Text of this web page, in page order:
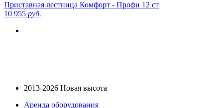
Приставная лестница Комфорт - Профи 12 ст
10 955 руб.
2013-2026 Новая высота
Аренда оборудования